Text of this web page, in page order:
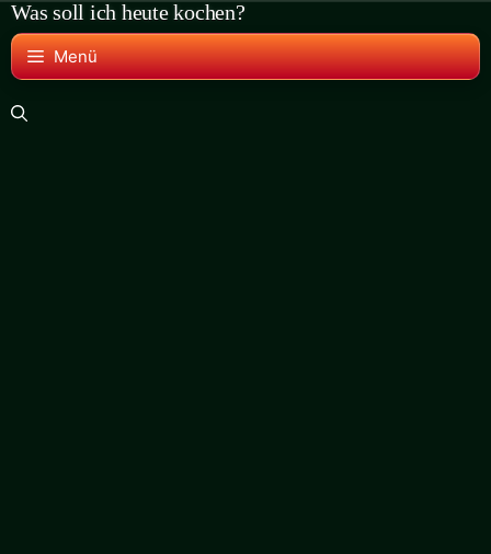
Zum
Inhalt
springen
Was soll ich heute kochen?
Menü